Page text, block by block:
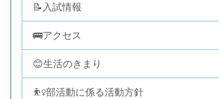
📝入試情報
🚌アクセス
😊生活のきまり
⛹️‍♀️部活動に係る活動方針